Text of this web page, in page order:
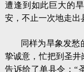
遭逢到如此巨大的
安，不止一次地走出
同样为旱象发愁
挚诚意，忙把到圣
告诉给了单县令：“